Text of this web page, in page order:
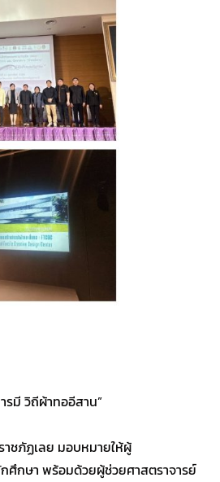
รมี วิถีผ้าทออีสาน”
ชภัฏเลย มอบหมายให้ผู้
ศึกษา พร้อมด้วยผู้ช่วยศาสตราจารย์